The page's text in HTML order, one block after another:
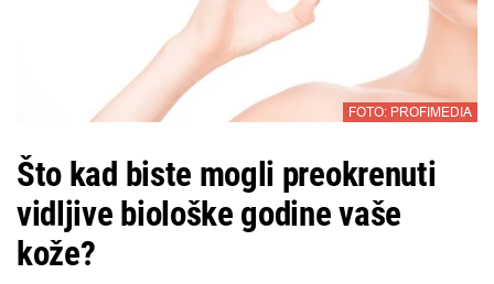
FOTO: PROFIMEDIA
Što kad biste mogli preokrenuti
vidljive biološke godine vaše
kože?